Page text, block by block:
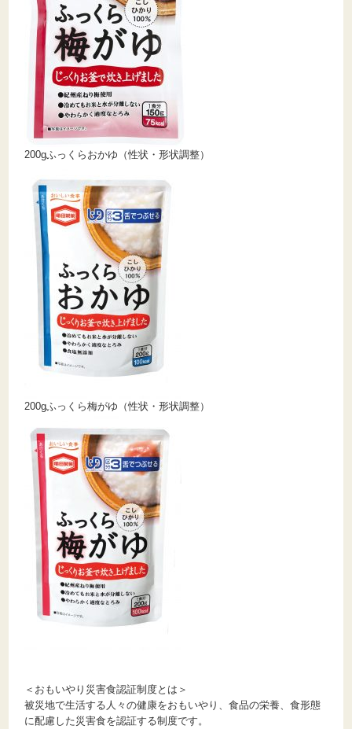
200gふっくらおかゆ（性状・形状調整）
200gふっくら梅がゆ（性状・形状調整）
＜おもいやり災害食認証制度とは＞
被災地で生活する人々の健康をおもいやり、食品の栄養、食形態
に配慮した災害食を認証する制度です。